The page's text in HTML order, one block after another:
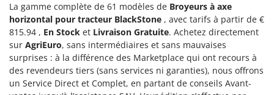
La gamme complète de 61 modèles de Broyeurs à axe
horizontal pour tracteur BlackStone , avec tarifs à partir de €
815.94 , En Stock et Livraison Gratuite. Achetez directement
sur AgriEuro, sans intermédiaires et sans mauvaises
surprises : à la différence des Marketplace qui ont recours à
des revendeurs tiers (sans services ni garanties), nous offrons
un Service Direct et Complet, en partant de conseils Avant-